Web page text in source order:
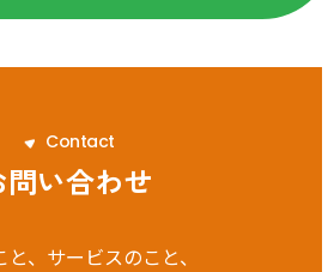
Contact
問い合わせ
、サービスのこと、